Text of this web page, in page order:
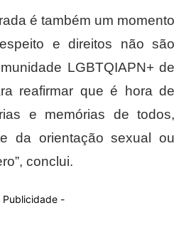
é também um momento
e direitos não são
LGBTQIAPN+ de
reafirmar que é hora de
e memórias de todos,
da orientação sexual ou
conclui.
Publicidade -